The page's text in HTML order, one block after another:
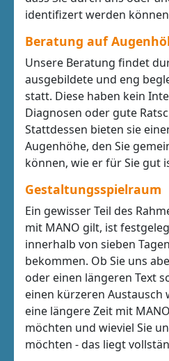
identifizert werden
Beratung auf
Unsere Beratung findet
ausgebildete und eng
statt. Diese haben kein
Diagnosen oder gute
Stattdessen bieten sie
Augenhöhe, den Sie
können, wie er für Sie gut
Gestaltungsspielraum
Ein gewisser Teil des
mit MANO gilt, ist
innerhalb von sieben
bekommen. Ob Sie uns
oder einen längeren Text
einen kürzeren
eine längere Zeit mit
möchten und wieviel Sie
möchten - das liegt